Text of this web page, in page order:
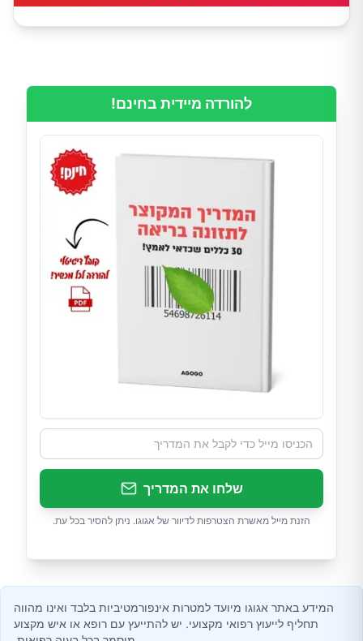
להורדה מיידית בחינם!
שלחו את המדריך
הזנת מייל מאשרת הצטרפות לדיוור של אגוגו. ניתן להסיר בכל עת.
המידע באתר אגוגו מיועד למטרות אינפורמטיביות בלבד ואינו מהווה
תחליף לייעוץ רפואי מקצועי. יש להתייעץ עם רופא או איש מקצוע